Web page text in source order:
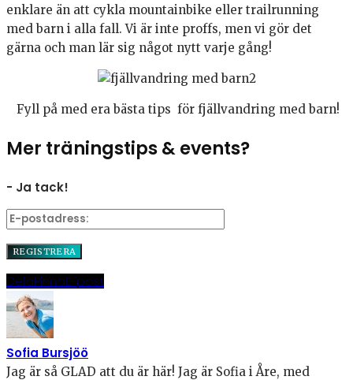
enklare än att cykla mountainbike eller trailrunning
med barn i alla fall. Vi är inte proffs, men vi gör det
gärna och man lär sig något nytt varje gång!
Fyll på med era bästa tips för fjällvandring med barn!
Mer träningstips & events?
- Ja tack!
DelaPinnaE-post
Sofia Bursjöö
Jag är så GLAD att du är här! Jag är Sofia i Åre, med